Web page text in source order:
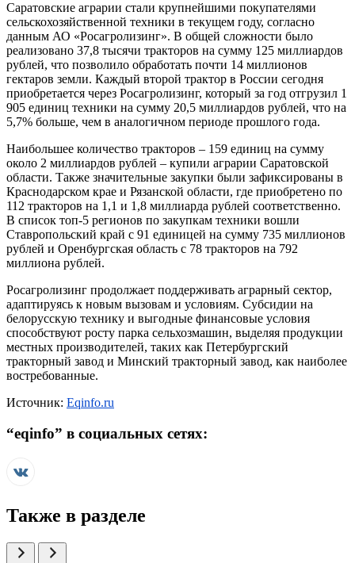
Саратовские аграрии стали крупнейшими покупателями
сельскохозяйственной техники в текущем году, согласно
данным АО «Росагролизинг». В общей сложности было
реализовано 37,8 тысячи тракторов на сумму 125 миллиардов
рублей, что позволило обработать почти 14 миллионов
гектаров земли. Каждый второй трактор в России сегодня
приобретается через Росагролизинг, который за год отгрузил 1
905 единиц техники на сумму 20,5 миллиардов рублей, что на
5,7% больше, чем в аналогичном периоде прошлого года.
Наибольшее количество тракторов – 159 единиц на сумму
около 2 миллиардов рублей – купили аграрии Саратовской
области. Также значительные закупки были зафиксированы в
Краснодарском крае и Рязанской области, где приобретено по
112 тракторов на 1,1 и 1,8 миллиарда рублей соответственно.
В список топ-5 регионов по закупкам техники вошли
Ставропольский край с 91 единицей на сумму 735 миллионов
рублей и Оренбургская область с 78 тракторов на 792
миллиона рублей.
Росагролизинг продолжает поддерживать аграрный сектор,
адаптируясь к новым вызовам и условиям. Субсидии на
белорусскую технику и выгодные финансовые условия
способствуют росту парка сельхозмашин, выделяя продукции
местных производителей, таких как Петербургский
тракторный завод и Минский тракторный завод, как наиболее
востребованные.
Источник: Eqinfo.ru
“eqinfo” в социальных сетях:
Также в разделе